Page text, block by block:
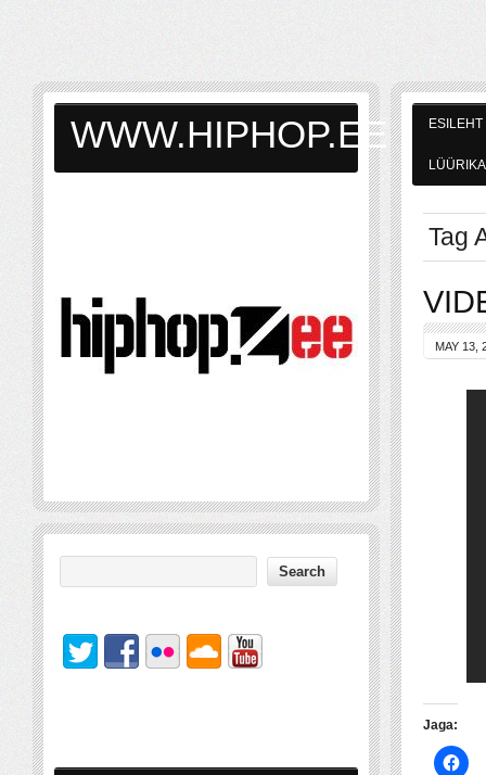
ESILEHT
LÜÜRIKA
Tag
MAY 13,
Jaga:
WWW.HIPHOP.EE